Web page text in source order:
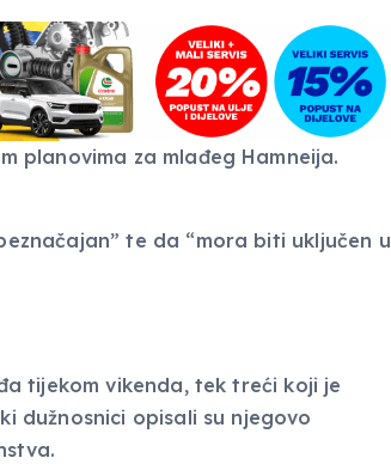
planovima za mlađeg Hamneija.
te da “mora biti uključen u
tijekom vikenda, tek treći koji je
dužnosnici opisali su njegovo